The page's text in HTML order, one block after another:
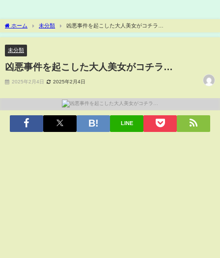
ホーム 未分類 凶悪事件を起こした大人美女がコチラ…
未分類
凶悪事件を起こした大人美女がコチラ…
2025年2月4日 2025年2月4日
LINE